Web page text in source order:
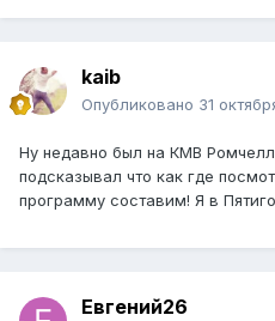
kaib
Опубликовано 31
Ну недавно был на КМВ
подсказывал что как где
программу составим! Я в
Евгений26